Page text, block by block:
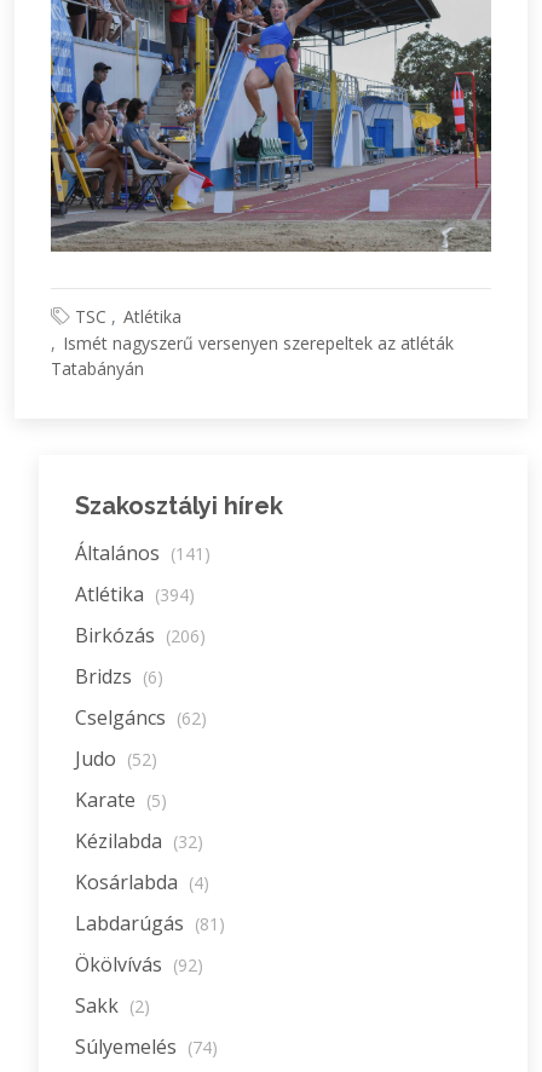
TSC
Atlétika
Ismét nagyszerű versenyen szerepeltek az atléták
Tatabányán
Szakosztályi hírek
Általános (141)
Atlétika (394)
Birkózás (206)
Bridzs (6)
Cselgáncs (62)
Judo (52)
Karate (5)
Kézilabda (32)
Kosárlabda (4)
Labdarúgás (81)
Ökölvívás (92)
Sakk (2)
Súlyemelés (74)